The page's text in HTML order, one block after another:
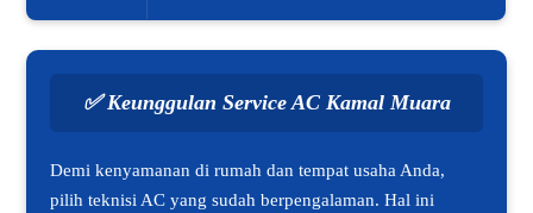
✅Keunggulan Service AC Kamal Muara
Demi kenyamanan di rumah dan tempat usaha Anda,
pilih teknisi AC yang sudah berpengalaman. Hal ini